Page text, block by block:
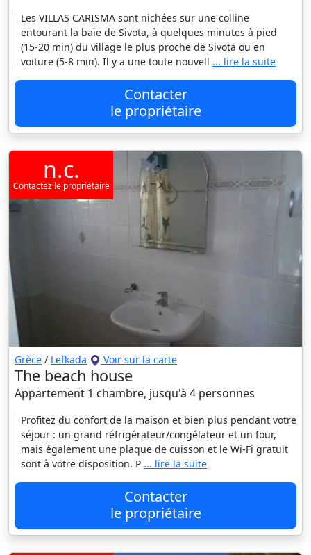
Les VILLAS CARISMA sont nichées sur une colline
entourant la baie de Sivota, à quelques minutes à pied
(15-20 min) du village le plus proche de Sivota ou en
voiture (5-8 min). Il y a une toute nouvell ... lire la suite
Contacter
le propriétaire
n.c.
Contactez le propriétaire
Grèce / Lefkada Voir sur la carte
The beach house
Appartement 1 chambre, jusqu'à 4 personnes
Profitez du confort de la maison et bien plus pendant votre
séjour : un grand réfrigérateur/congélateur et un four,
mais également une plaque de cuisson et le Wi-Fi gratuit
sont à votre disposition. P ... lire la suite
Contacter
le propriétaire